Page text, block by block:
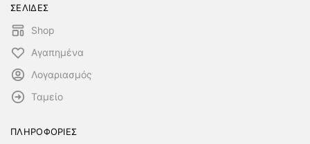
ΣΕΛΙΔΕΣ
Shop
Αγαπημένα
Λογαριασμός
Ταμείο
ΠΛΗΡΟΦΟΡΙΕΣ